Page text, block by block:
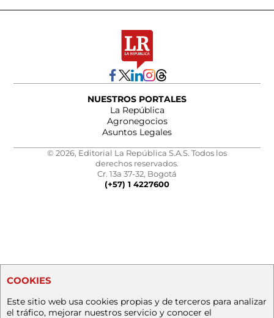
NUESTROS PORTALES
La República
Agronegocios
Asuntos Legales
© 2026, Editorial La República S.A.S. Todos los
derechos reservados.
Cr. 13a 37-32, Bogotá
(+57) 1 4227600
COOKIES
Este sitio web usa cookies propias y de terceros para analizar
el tráfico, mejorar nuestros servicio y conocer el